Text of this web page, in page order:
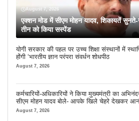
August 7, 2026
एक्शन मोड में सीएम मोहन यादव, शिकायतें
तीन को किया सस्पेंड
योगी सरकार की पहल पर उच्च शिक्षा संस्थानों में
होंगी ‘भारतीय ज्ञान परंपरा संवर्धन शोधपीठ
August 7, 2026
कर्मचारियों-अधिकारियों ने किया मुख्यमंत्री का
सीएम मोहन यादव बोले- आपके खिले चेहरे देखकर
आता है
August 7, 2026